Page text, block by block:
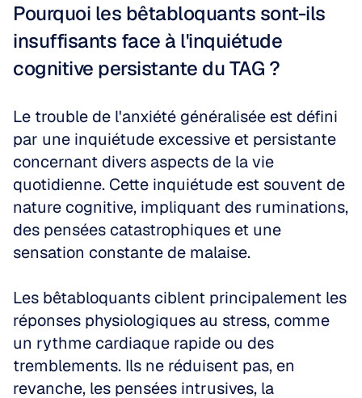
Pourquoi les bêtabloquants sont-ils
insuffisants face à l'inquiétude
cognitive persistante du TAG ?
Le trouble de l'anxiété généralisée est défini
par une inquiétude excessive et persistante
concernant divers aspects de la vie
quotidienne. Cette inquiétude est souvent de
nature cognitive, impliquant des ruminations,
des pensées catastrophiques et une
sensation constante de malaise.
Les bêtabloquants ciblent principalement les
réponses physiologiques au stress, comme
un rythme cardiaque rapide ou des
tremblements. Ils ne réduisent pas, en
revanche, les pensées intrusives, la